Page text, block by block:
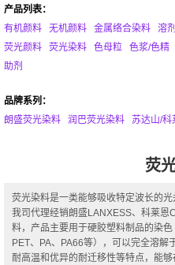
产品列表：
有机颜料
无机颜料 金属络合染料 溶
荧光颜料
荧光染料 色母粒 色浆/色精
助剂
品牌系列：
朗盛荧光染料
润巴荧光染料 苏达山/科
荧
荧光染料是一类能够吸收特定波长的
我司代理经销朗盛LANXESS、科莱
料，产品主要用于硬胶塑料制品的染
PET、PA、PA66等），可以完全溶解
耐高温和优异的耐迁移性等特点，能